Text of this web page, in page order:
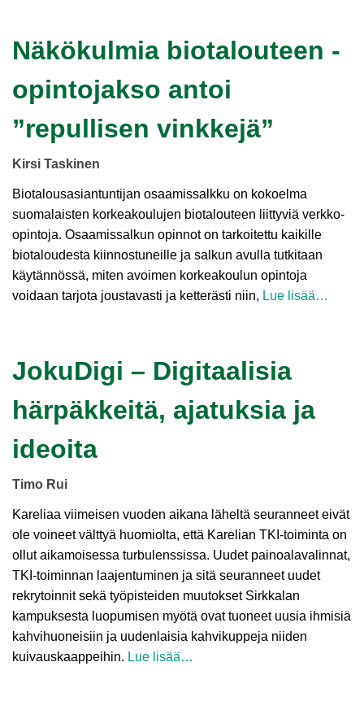
Näkökulmia biotalouteen -
opintojakso antoi
”repullisen vinkkejä”
Kirsi Taskinen
Biotalousasiantuntijan osaamissalkku on kokoelma
suomalaisten korkeakoulujen biotalouteen liittyviä verkko-
opintoja. Osaamissalkun opinnot on tarkoitettu kaikille
biotaloudesta kiinnostuneille ja salkun avulla tutkitaan
käytännössä, miten avoimen korkeakoulun opintoja
voidaan tarjota joustavasti ja ketterästi niin, Lue lisää…
JokuDigi – Digitaalisia
härpäkkeitä, ajatuksia ja
ideoita
Timo Rui
Kareliaa viimeisen vuoden aikana läheltä seuranneet eivät
ole voineet välttyä huomiolta, että Karelian TKI-toiminta on
ollut aikamoisessa turbulenssissa. Uudet painoalavalinnat,
TKI-toiminnan laajentuminen ja sitä seuranneet uudet
rekrytoinnit sekä työpisteiden muutokset Sirkkalan
kampuksesta luopumisen myötä ovat tuoneet uusia ihmisiä
kahvihuoneisiin ja uudenlaisia kahvikuppeja niiden
kuivauskaappeihin. Lue lisää…